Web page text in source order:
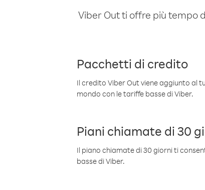
Viber Out ti offre più tempo
Pacchetti di credito
Il credito Viber Out viene aggiunto al
mondo con le tariffe basse di Viber.
Piani chiamate di 30
Il piano chiamate di 30 giorni ti
basse di Viber.